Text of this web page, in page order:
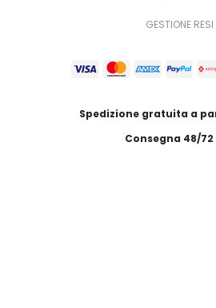
GESTIONE RESI
Spedizione gratuita a
Consegna 48/72